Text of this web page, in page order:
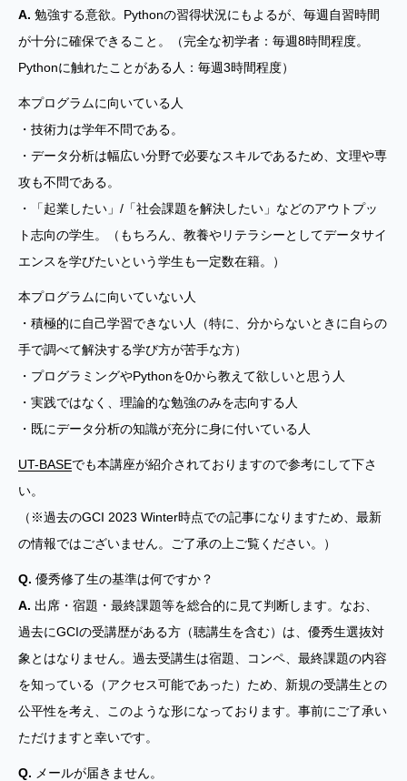
A. 勉強する意欲。Pythonの習得状況にもよるが、毎週自習時間
が十分に確保できること。（完全な初学者：毎週8時間程度。
Pythonに触れたことがある人：毎週3時間程度）
本プログラムに向いている人
・技術力は学年不問である。
・データ分析は幅広い分野で必要なスキルであるため、文理や専
攻も不問である。
・「起業したい」/「社会課題を解決したい」などのアウトプッ
ト志向の学生。（もちろん、教養やリテラシーとしてデータサイ
エンスを学びたいという学生も一定数在籍。）
本プログラムに向いていない人
・積極的に自己学習できない人（特に、分からないときに自らの
手で調べて解決する学び方が苦手な方）
・プログラミングやPythonを0から教えて欲しいと思う人
・実践ではなく、理論的な勉強のみを志向する人
・既にデータ分析の知識が充分に身に付いている人
UT-BASEでも本講座が紹介されておりますので参考にして下さ
い。
（※過去のGCI 2023 Winter時点での記事になりますため、最新
の情報ではございません。ご了承の上ご覧ください。）
Q. 優秀修了生の基準は何ですか？
A. 出席・宿題・最終課題等を総合的に見て判断します。なお、
過去にGCIの受講歴がある方（聴講生を含む）は、優秀生選抜対
象とはなりません。過去受講生は宿題、コンペ、最終課題の内容
を知っている（アクセス可能であった）ため、新規の受講生との
公平性を考え、このような形になっております。事前にご了承い
ただけますと幸いです。
Q. メールが届きません。